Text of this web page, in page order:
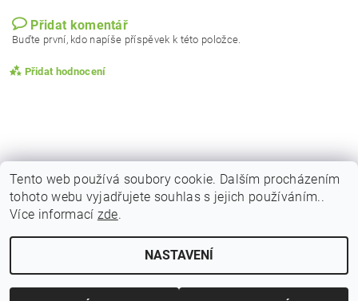
Přidat komentář
Buďte první, kdo napíše příspěvek k této položce.
Přidat hodnocení
Obchodní podmínky |
Reklamační podmínky
2026 © Indicky Koreni, všechna práva vyhrazenaUpravit nastavení cookies
Tento web používá soubory cookie. Dalším procházením
tohoto webu vyjadřujete souhlas s jejich používáním..
Více informací zde.
NASTAVENÍ